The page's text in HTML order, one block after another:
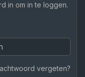
in om in te loggen.
vergeten?